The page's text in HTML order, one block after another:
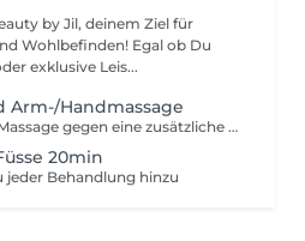
by Jil, deinem Ziel für
Egal ob Du
exklusive Leis...
Arm-/Handmassage
Eine Dusche steht vor der Massage gegen eine zusätzliche Gebühr von 15 € zur Verfügung. Bitte duschen Sie zu Hause oder wenn wir feststellen, dass Sie nicht geduscht haben, werden wir trotzdem 15 € berechnen. Vielen Dank für Ihr Verständnis. Die Massagen werden mit genügend Druck und Details durchgeführt, wobei Bereiche wie Knie und Ellbogen nicht vergessen werden.
20min
jeder Behandlung hinzu